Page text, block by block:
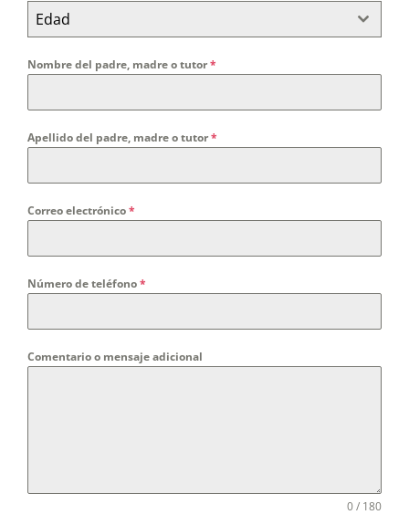
Edad
Nombre del padre, madre o tutor*
Apellido del padre, madre o tutor*
Correo electrónico*
Número de teléfono*
Comentario o mensaje adicional
0 / 180